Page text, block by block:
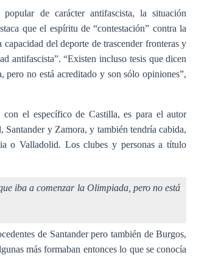
de carácter antifascista, la situación
que el espíritu de “contestación” contra la
del deporte de trascender fronteras y
antifascista”. “Existen incluso tesis que dicen
no está acreditado y son sólo opiniones”,
el específico de Castilla, es para el autor
Santander y Zamora, y también tendría cabida,
o Valladolid. Los clubes y personas a título
iba a comenzar la Olimpiada, pero no está
de Santander pero también de Burgos,
más formaban entonces lo que se conocía